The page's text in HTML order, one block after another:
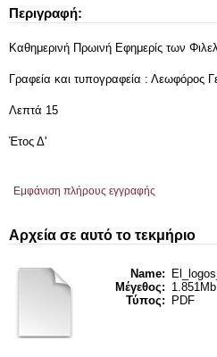
Περιγραφή:
Καθημερινή Πρωινή Εφημερίς των
Γραφεία και τυπογραφεία : Λεωφόρος
Λεπτά 15
Έτος Δ'
Εμφάνιση πλήρους εγγραφής
Αρχεία σε αυτό το τεκμήριο
Name:
Μέγεθος: 1.851Mb
Τύπος:
PDF